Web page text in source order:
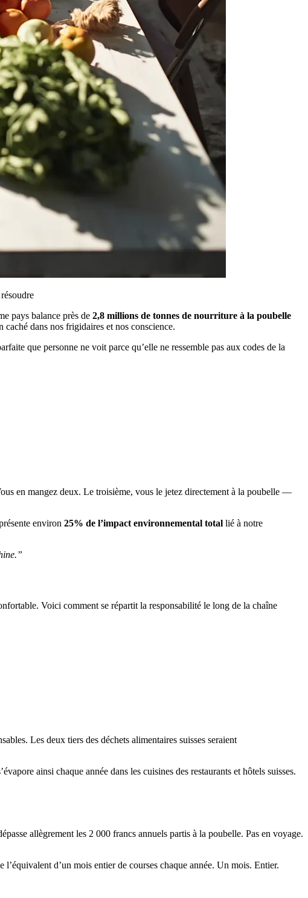
pays balance près de 2,8 millions de tonnes de nourriture à la poubelle
dans nos frigidaires et nos conscience.
que personne ne voit parce qu’elle ne ressemble pas aux codes de la
en mangez deux. Le troisième, vous le jetez directement à la poubelle —
environ 25% de l’impact environnemental total lié à notre
Voici comment se répartit la responsabilité le long de la chaîne
Les deux tiers des déchets alimentaires suisses seraient
ainsi chaque année dans les cuisines des restaurants et hôtels suisses.
allègrement les 2 000 francs annuels partis à la poubelle. Pas en voyage.
d’un mois entier de courses chaque année. Un mois. Entier.